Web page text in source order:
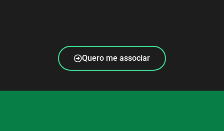
Quero me associar